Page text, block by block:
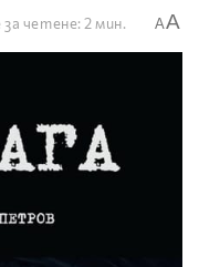
четене: 2 мин. AA